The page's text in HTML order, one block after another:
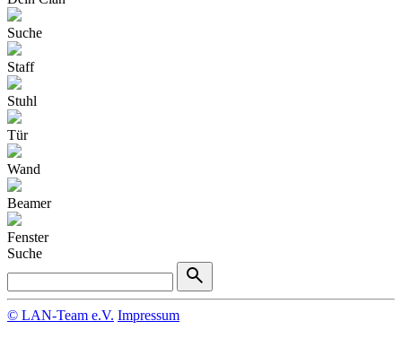
Suche
Staff
Stuhl
Tür
Wand
Beamer
Fenster
Suche
© LAN-Team e.V. Impressum